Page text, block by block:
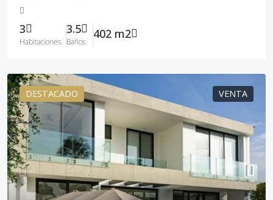
3
Habitaciones
3.5
Baños
402 m2
DESTACADO VENTA